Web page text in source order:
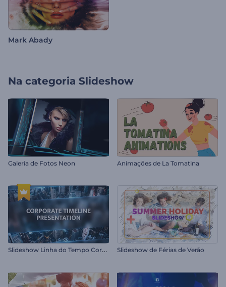
Mark Abady
Na categoria Slideshow
Galeria de Fotos Neon Animações de La Tomatina
S
lideshow Linha do Tempo Corporativa Slideshow de Férias de Verão